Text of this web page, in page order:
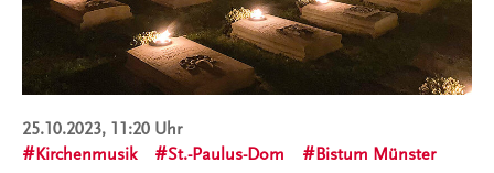
25.10.2023, 11:20 Uhr
Kirchenmusik
St.-Paulus-Dom Bistum Münster